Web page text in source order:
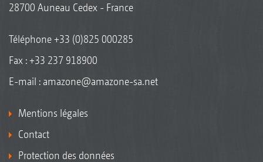
28700 Auneau Cedex - France
Téléphone+33 (0)825 000285
Fax : +33 237 918900
E-mail : amazone@amazone-sa.net
Mentions légales
Contact
Protection des données